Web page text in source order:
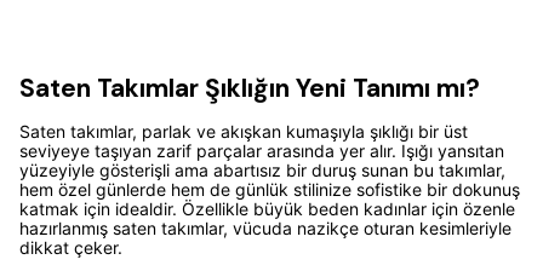
Saten Takımlar Şıklığın Yeni Tanımı mı?
Saten takımlar, parlak ve akışkan kumaşıyla şıklığı bir üst
seviyeye taşıyan zarif parçalar arasında yer alır. Işığı yansıtan
yüzeyiyle gösterişli ama abartısız bir duruş sunan bu takımlar,
hem özel günlerde hem de günlük stilinize sofistike bir dokunuş
katmak için idealdir. Özellikle büyük beden kadınlar için özenle
hazırlanmış saten takımlar, vücuda nazikçe oturan kesimleriyle
dikkat çeker.